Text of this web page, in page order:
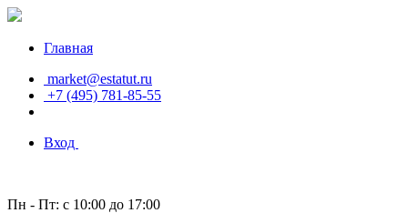
Главная
market@estatut.ru
+7 (495) 781-85-55
Вход
Пн - Пт: с 10:00 до 17:00